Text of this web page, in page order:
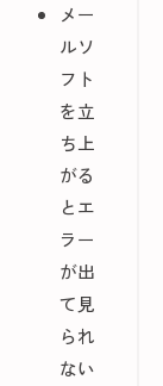
メー
ルソ
フト
を立
ち上
がる
とエ
ラー
が出
て見
られ
ない